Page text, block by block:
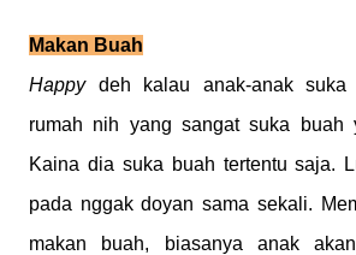
Makan Buah
Happy deh kalau anak-anak
rumah nih yang sangat suka buah
Kaina dia suka buah tertentu saja.
pada nggak doyan sama sekali.
makan buah, biasanya anak